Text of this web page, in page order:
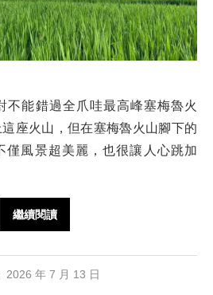
不能錯過全爪哇最高峰塞梅魯火
座火山，但在塞梅魯火山腳下的
僅風景超美麗，也很讓人心跳加
繼續閱讀
2026 年 7 月 13 日